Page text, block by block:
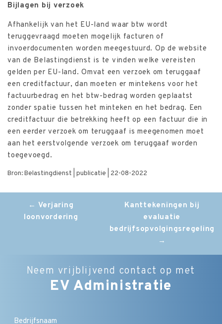
Bijlagen bij verzoek
Afhankelijk van het EU-land waar btw wordt
teruggevraagd moeten mogelijk facturen of
invoerdocumenten worden meegestuurd. Op de website
van de Belastingdienst is te vinden welke vereisten
gelden per EU-land. Omvat een verzoek om teruggaaf
een creditfactuur, dan moeten er mintekens voor het
factuurbedrag en het btw-bedrag worden geplaatst
zonder spatie tussen het minteken en het bedrag. Een
creditfactuur die betrekking heeft op een factuur die in
een eerder verzoek om teruggaaf is meegenomen moet
aan het eerstvolgende verzoek om teruggaaf worden
toegevoegd.
Bron: Belastingdienst | publicatie | 22-08-2022
Post
navigation
← Verjaring
loonvordering
Kanttekeningen bij
evaluatie
bedrijfsopvolgingsregeling
→
Neem vrijblijvend contact op met
EV Administratie